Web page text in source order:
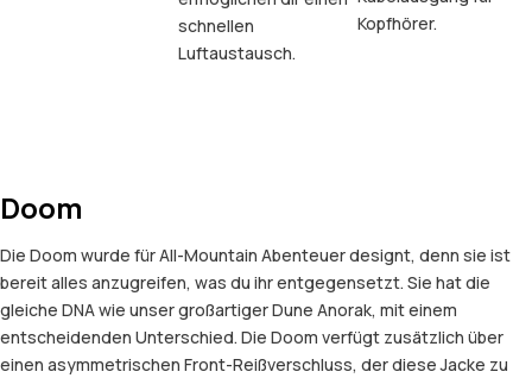
schnellen
Luftaustausch.
Kopfhörer.
Doom
Die Doom wurde für All-Mountain Abenteuer designt, denn sie ist
bereit alles anzugreifen, was du ihr entgegensetzt. Sie hat die
gleiche DNA wie unser großartiger Dune Anorak, mit einem
entscheidenden Unterschied. Die Doom verfügt zusätzlich über
einen asymmetrischen Front-Reißverschluss, der diese Jacke zu